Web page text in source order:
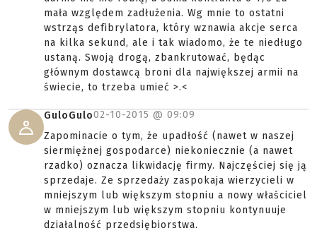
mała względem zadłużenia. Wg mnie to ostatni
wstrząs defibrylatora, który wznawia akcje serca
na kilka sekund, ale i tak wiadomo, że te niedługo
ustaną. Swoją drogą, zbankrutować, będąc
głównym dostawcą broni dla największej armii na
świecie, to trzeba umieć >.<
GuloGulo02-10-2015 @ 09:09
Zapominacie o tym, że upadłość (nawet w naszej
siermiężnej gospodarce) niekoniecznie (a nawet
rzadko) oznacza likwidację firmy. Najczęściej się ją
sprzedaje. Ze sprzedaży zaspokaja wierzycieli w
mniejszym lub większym stopniu a nowy właściciel
w mniejszym lub większym stopniu kontynuuje
działalność przedsiębiorstwa.